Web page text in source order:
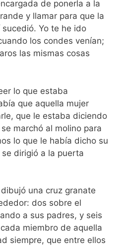
de ponerla a la
y llamar para que la
Yo te he ido
los condes venían;
las mismas cosas
lo que estaba
que aquella mujer
que le estaba diciendo
marchó al molino para
lo que le había dicho su
dirigió a la puerta
una cruz granate
dos sobre el
a sus padres, y seis
miembro de aquella
siempre, que entre ellos